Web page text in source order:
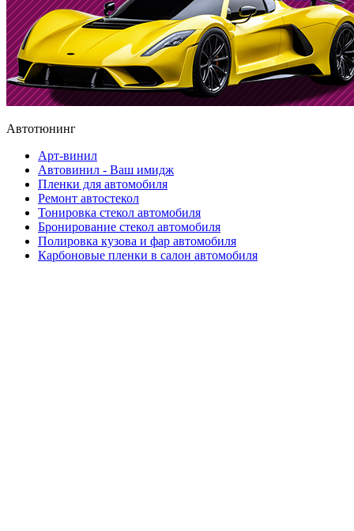
Автотюнинг
Арт-винил
Автовинил - Ваш имидж
Пленки для автомобиля
Ремонт автостекол
Тонировка стекол автомобиля
Бронирование стекол автомобиля
Полировка кузова и фар автомобиля
Карбоновые пленки в салон автомобиля